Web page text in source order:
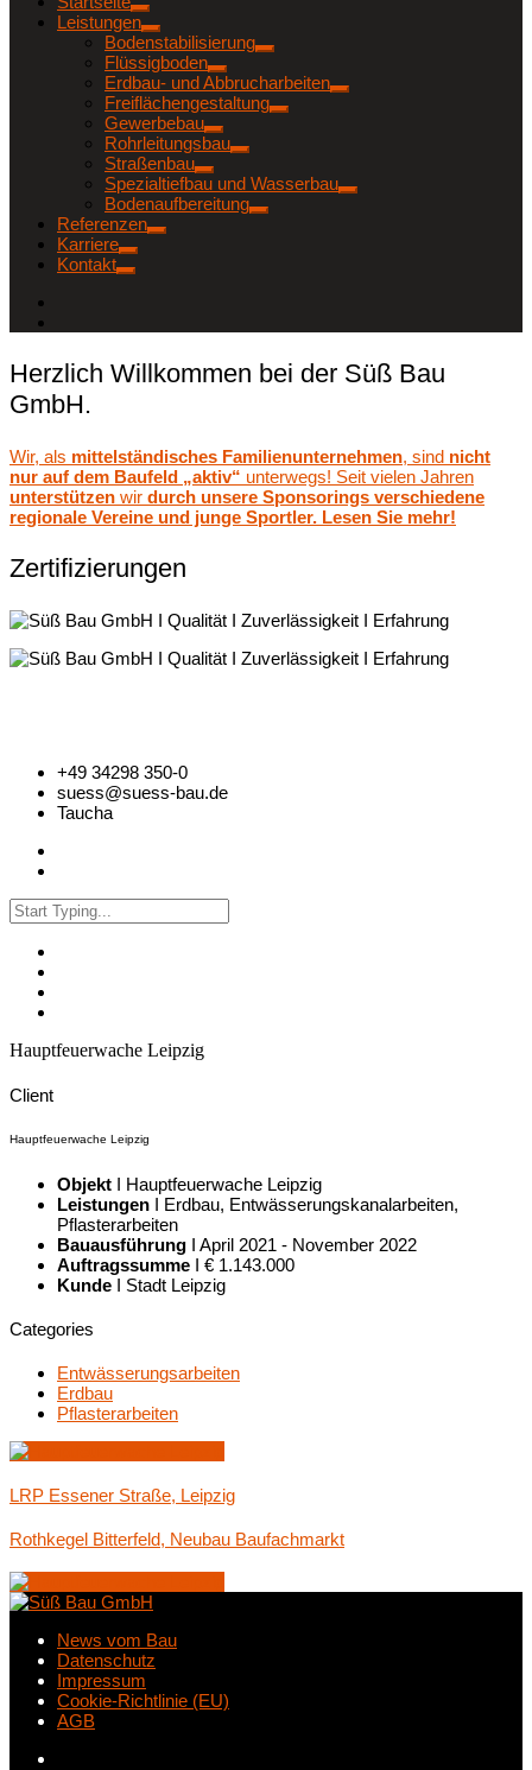
Leistungen
Bodenstabilisierung
Flüssigboden
Erdbau- und Abbrucharbeiten
Freiflächengestaltung
Gewerbebau
Rohrleitungsbau
Straßenbau
Spezialtiefbau und Wasserbau
Bodenaufbereitung
Referenzen
Karriere
Kontakt
Herzlich Willkommen bei der Süß Bau
GmbH.
Wir, als mittelständisches Familienunternehmen, sind nicht
nur auf dem Baufeld „aktiv“ unterwegs! Seit vielen Jahren
unterstützen wir durch unsere Sponsorings verschiedene
regionale Vereine und junge Sportler. Lesen Sie mehr!
Zertifizierungen
+49 34298 350-0
suess@suess-bau.de
Taucha
Hauptfeuerwache Leipzig
Client
Hauptfeuerwache Leipzig
Objekt I Hauptfeuerwache Leipzig
Leistungen I Erdbau, Entwässerungskanalarbeiten,
Pflasterarbeiten
Bauausführung I April 2021 - November 2022
Auftragssumme I € 1.143.000
Kunde I Stadt Leipzig
Categories
Entwässerungsarbeiten
Erdbau
Pflasterarbeiten
LRP Essener Straße, Leipzig
Rothkegel Bitterfeld, Neubau Baufachmarkt
News vom Bau
Datenschutz
Impressum
Cookie-Richtlinie (EU)
AGB